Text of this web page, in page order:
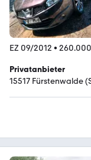
EZ 09/2012 •
Privatanbieter
15517 Fürstenwalde